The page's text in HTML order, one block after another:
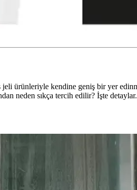
ürünleriyle kendine geniş bir yer
neden sıkça tercih edilir? İşte
avantajları ortaya koyuyor.